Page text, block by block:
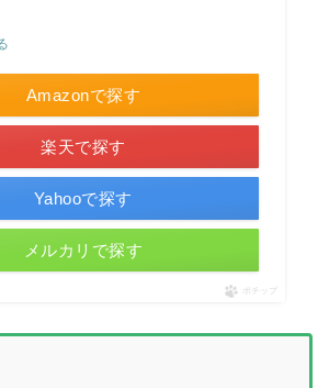
Amazonで探す
楽天で探す
Yahooで探す
メルカリで探す
ポチップ